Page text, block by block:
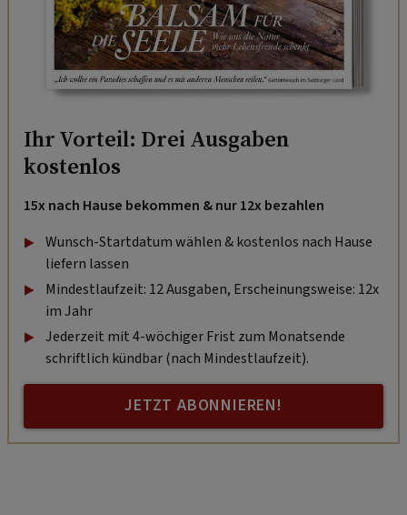
Ihr Vorteil: Drei Ausgaben
kostenlos
15x nach Hause bekommen & nur 12x bezahlen
Wunsch-Startdatum wählen & kostenlos nach Hause
liefern lassen
Mindestlaufzeit: 12 Ausgaben, Erscheinungsweise: 12x
im Jahr
Jederzeit mit 4-wöchiger Frist zum Monatsende
schriftlich kündbar (nach Mindestlaufzeit).
JETZT ABONNIEREN!